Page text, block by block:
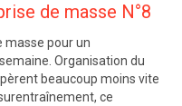
de masse N°8
masse pour un
Organisation du
beaucoup moins vite
ce